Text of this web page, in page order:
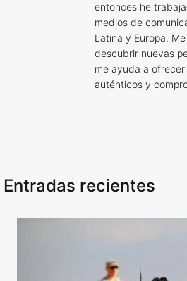
entonces he
medios de
Latina y Europa.
descubrir nuevas
me ayuda a
auténticos y
Entradas recientes